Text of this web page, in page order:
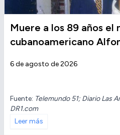
Muere a los 89 años
cubanoamericano
6 de agosto de 2026
Fuente: Telemundo 51; Diario Las
DR1.com
Leer más